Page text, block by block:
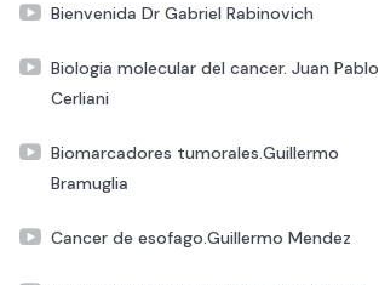
Bienvenida Dr Gabriel Rabinovich
Biologia molecular del cancer. Juan Pablo
Cerliani
Biomarcadores tumorales.Guillermo
Bramuglia
Cancer de esofago.Guillermo Mendez